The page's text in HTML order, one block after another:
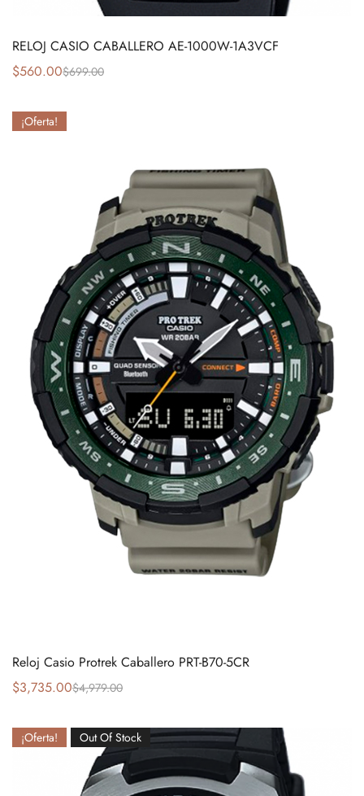
RELOJ CASIO CABALLERO AE-1000W-1A3VCF
$699.00
$560.00
¡Oferta!
Reloj Casio Protrek Caballero PRT-B70-5CR
$4,979.00
$3,735.00
¡Oferta! Out Of Stock